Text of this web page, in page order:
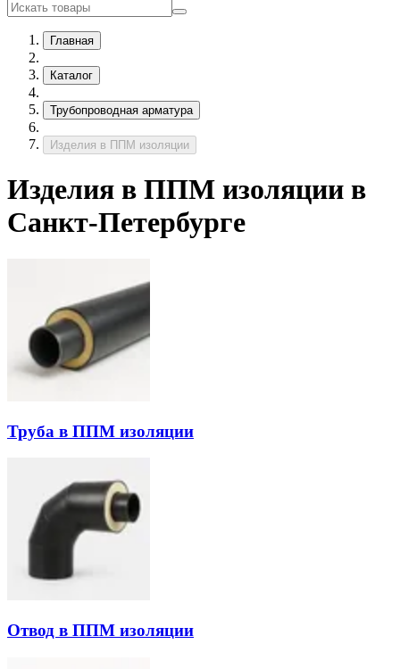
Главная
Каталог
Трубопроводная арматура
Изделия в ППМ изоляции
Изделия в ППМ изоляции в
Санкт-Петербурге
Труба в ППМ изоляции
Отвод в ППМ изоляции